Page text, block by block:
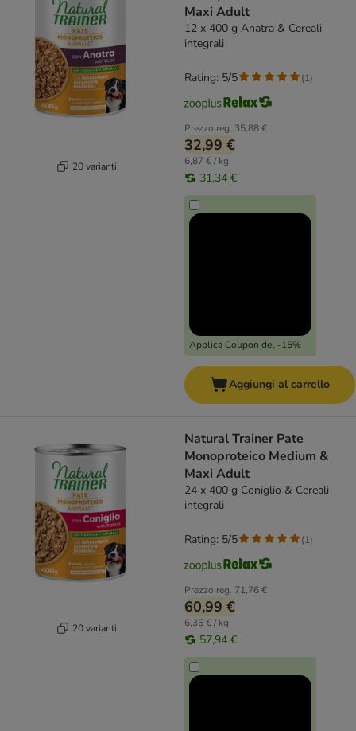
20 varianti
Maxi Adult
12 x 400 g Anatra & Cereali
integrali
Prezzo reg. 35,88 €
32,99 €
6,87 € / kg
31,34 €
Applica Coupon del -15%
Rating: 5/5 (1)
Aggiungi al carrello
20 varianti
Natural Trainer Pate
Monoproteico Medium &
Maxi Adult
24 x 400 g Coniglio & Cereali
integrali
Prezzo reg. 71,76 €
60,99 €
6,35 € / kg
57,94 €
Rating: 5/5 (1)